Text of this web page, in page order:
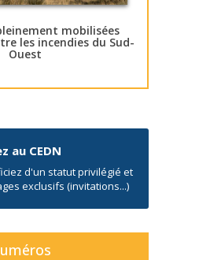
mobilisées
les incendies du Sud-
Ouest
au CEDN
d'un statut privilégié et
exclusifs (invitations...)